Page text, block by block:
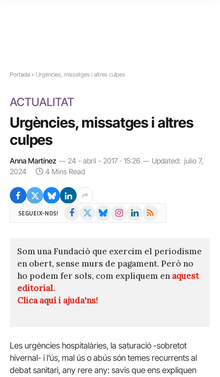
Portada » Urgències, missatges i altres culpes
ACTUALITAT
Urgències, missatges i altres
culpes
Anna Martínez 24 - abril - 2017 · 15:26 Updated: julio 7,
2024
4 Mins Read
SEGUEIX-NOS! Facebook BlueskyInstagramLinkedIn
RSS
Som una Fundació que exercim el periodisme
en obert, sense murs de pagament. Però no
ho podem fer sols, com expliquem en aquest
editorial.
Clica aquí i ajuda'ns!
Les urgències hospitalàries, la saturació -sobretot
hivernal- i l’ús, mal ús o abús són temes recurrents al
debat sanitari, any rere any: savis que ens expliquen